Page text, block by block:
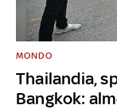
Thailandia,
Bangkok:
MONDO